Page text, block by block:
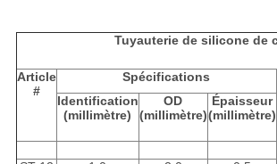
Tuyauterie de silicone de
Article
#
Spécifications
Identification
(millimètre)
OD
(millimètre)
Épaisseur
(millimètre)